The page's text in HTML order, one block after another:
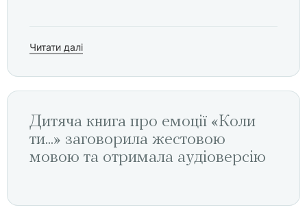
Читати далі
Дитяча книга про емоції «Коли
ти...» заговорила жестовою
мовою та отримала аудіоверсію